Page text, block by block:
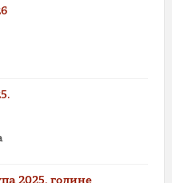
2025. године